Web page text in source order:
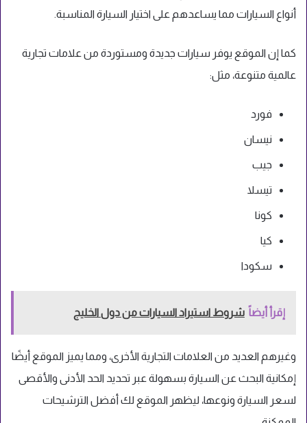
أنواع السيارات مما يساعدهم على اختيار السيارة المناسبة.
كما إن الموقع يوفر سيارات جديدة ومستوردة من علامات تجارية
عالمية متنوعة، مثل:
فورد
نيسان
جيب
تيسلا
كونا
كيا
سكودا
إقرأ أيضاً شروط استيراد السيارات من دول الخليج
وغيرهم العديد من العلامات التجارية الأخرى، ومما يميز الموقع أيضًا
إمكانية البحث عن السيارة بسهولة عبر تحديد الحد الأدنى والأقصى
لسعر السيارة ونوعها، ليظهر الموقع لك أفضل الترشيحات